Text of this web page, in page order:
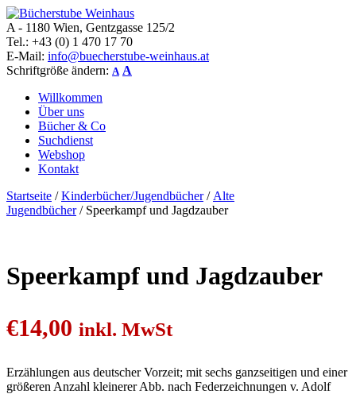
Bücherstube Weinhaus
Verkauf von seltenen antiquarischen und alten, teilweise noch
verlagsneuen Bücher.
A - 1180 Wien, Gentzgasse 125/2
Tel.: +43 (0) 1 470 17 70
E-Mail: info@buecherstube-weinhaus.at
Schriftgröße ändern: A A
Willkommen
Über uns
Bücher & Co
Suchdienst
Webshop
Kontakt
Startseite /Kinderbücher/Jugendbücher/ Alte
Jugendbücher/ Speerkampf und Jagdzauber
Speerkampf und Jagdzauber
€14,00 inkl. MwSt
Erzählungen aus deutscher Vorzeit; mit sechs ganzseitigen und einer
größeren Anzahl kleinerer Abb. nach Federzeichnungen v. Adolf